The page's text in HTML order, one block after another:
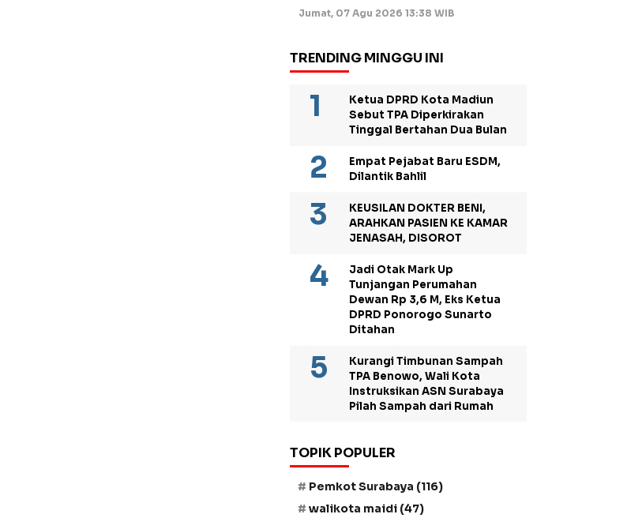
Jumat, 07 Agu 2026 13:38 WIB
TRENDING MINGGU INI
Ketua DPRD Kota Madiun
Sebut TPA Diperkirakan
Tinggal Bertahan Dua Bulan
Empat Pejabat Baru ESDM,
Dilantik Bahlil
KEUSILAN DOKTER BENI,
ARAHKAN PASIEN KE KAMAR
JENASAH, DISOROT
Jadi Otak Mark Up
Tunjangan Perumahan
Dewan Rp 3,6 M, Eks Ketua
DPRD Ponorogo Sunarto
Ditahan
Kurangi Timbunan Sampah
TPA Benowo, Wali Kota
Instruksikan ASN Surabaya
Pilah Sampah dari Rumah
TOPIK POPULER
Pemkot Surabaya (116)
walikota maidi (47)